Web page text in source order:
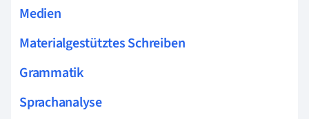
Medien
Materialgestütztes Schreiben
Grammatik
Sprachanalyse